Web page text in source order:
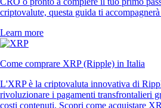
criptovalute, questa guida ti
Learn more
Come comprare XRP (Ripple) in Italia
L'XRP è la criptovaluta innovativa di
rivoluzionare i pagamenti transfrontalieri
costi contenuti. Scopri come acquistare